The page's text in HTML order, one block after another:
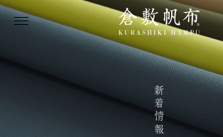
新着情報